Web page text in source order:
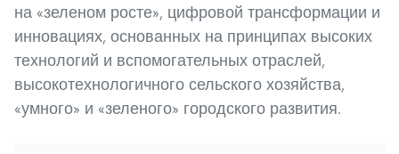
на «зеленом росте», цифровой трансформации и
инновациях, основанных на принципах высоких
технологий и вспомогательных отраслей,
высокотехнологичного сельского хозяйства,
«умного» и «зеленого» городского развития.